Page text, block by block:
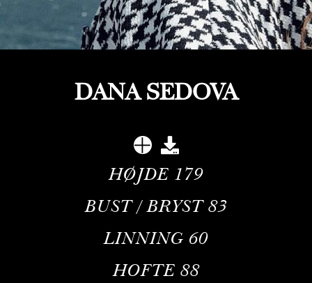
DANA SEDOVA
HØJDE 179
BUST / BRYST83
LINNING 60
HOFTE 88